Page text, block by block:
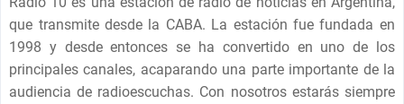
que transmite desde la CABA. La estación fue fundada en
1998 y desde entonces se ha convertido en uno de los
principales canales, acaparando una parte importante de la
audiencia de radioescuchas. Con nosotros estarás siempre